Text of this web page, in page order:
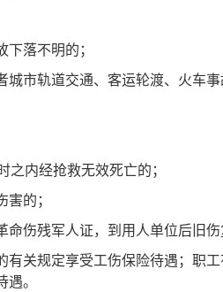
落不明的；
市轨道交通、客运轮渡、火车事
之内经抢救无效死亡的；
的；
伤残军人证，到用人单位后旧伤
关规定享受工伤保险待遇；职
。